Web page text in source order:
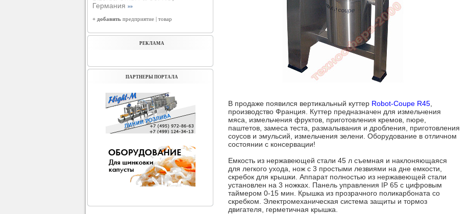
В продаже появился вертикальный куттер Robot-Coupe R45
производство Франция. Куттер предназначен для измельчения
мяса, измельчения фруктов, приготовления кремов, пюре,
паштетов, замеса теста, размалывания и дробления, приготовления
соусов и эмульсий, измельчения зелени. Оборудование в отличном
состоянии с консервации!
Емкость из нержавеющей стали 45 л съемная и наклоняющаяся
для легкого ухода, нож с 3 простыми лезвиями на дне емкости,
скребок для крышки. Аппарат полностью из нержавеющей стали
установлен на 3 ножках. Панель управления IP 65 с цифровым
таймером 0-15 мин. Крышка из прозрачного поликарбоната со
скребком. Электромеханическая система защиты и тормоз
двигателя, герметичная крышка.
Германия »»
+ добавить предприятие | товар
РЕКЛАМА
ПАРТНЕРЫ ПОРТАЛА